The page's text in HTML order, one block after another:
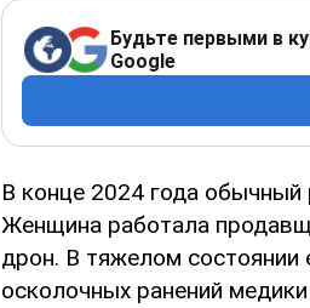
Будьте первыми в
Google
В конце 2024 года обычный
Женщина работала
дрон. В тяжелом состоянии
осколочных ранений